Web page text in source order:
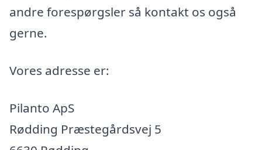
andre forespørgsler så kontakt os også
gerne.
Vores adresse er:
Pilanto ApS
Rødding Præstegårdsvej 5